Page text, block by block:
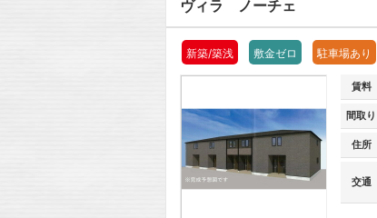
ヴィラ ノーチェ
新築/築浅 敷金ゼロ 駐車場あり
賃料
間取り
住所
交通